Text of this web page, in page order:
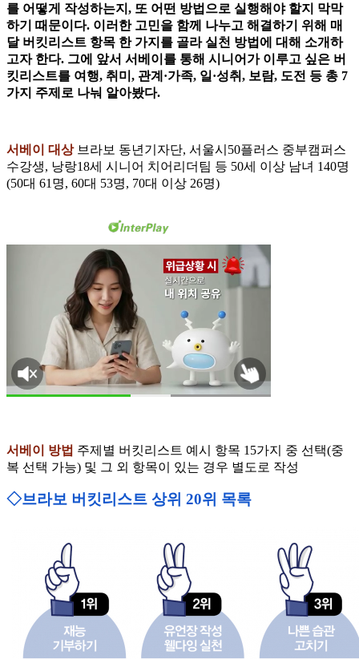
를 어떻게 작성하는지, 또 어떤 방법으로 실행해야 할지 막막
하기 때문이다. 이러한 고민을 함께 나누고 해결하기 위해 매
달 버킷리스트 항목 한 가지를 골라 실천 방법에 대해 소개하
고자 한다. 그에 앞서 서베이를 통해 시니어가 이루고 싶은 버
킷리스트를 여행, 취미, 관계·가족, 일·성취, 보람, 도전 등 총 7
가지 주제로 나눠 알아봤다.
서베이 대상브라보 동년기자단, 서울시50플러스 중부캠퍼스
수강생, 낭랑18세 시니어 치어리더팀 등 50세 이상 남녀 140명
(50대 61명, 60대 53명, 70대 이상 26명)
서베이 방법 주제별 버킷리스트 예시 항목 15가지 중 선택(중
복 선택 가능) 및 그 외 항목이 있는 경우 별도로 작성
◇브라보 버킷리스트 상위 20위 목록